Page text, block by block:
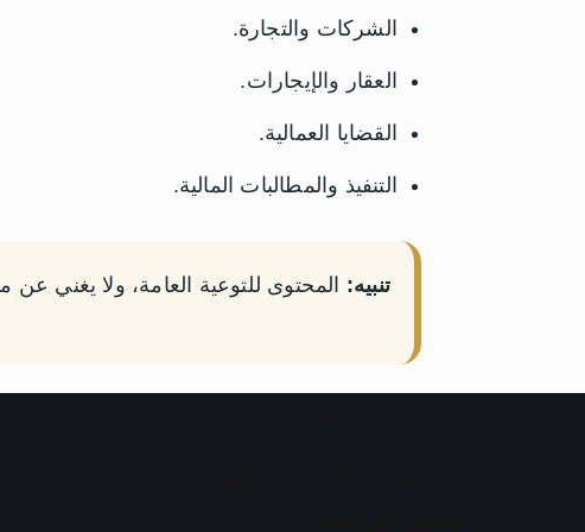
الشركات والتجارة.
العقار والإيجارات.
القضايا العمالية.
التنفيذ والمطالبات المالية.
تنبيه: المحتوى للتوعية العامة، ولا يغني